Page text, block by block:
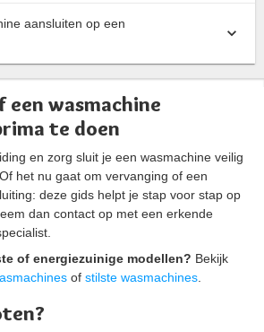
aansluiten op een
een wasmachine
te doen
en zorg sluit je een wasmachine veilig
het nu gaat om vervanging of een
deze gids helpt je stap voor stap op
dan contact op met een erkende
of energiezuinige modellen? Bekijk
of stilste wasmachines